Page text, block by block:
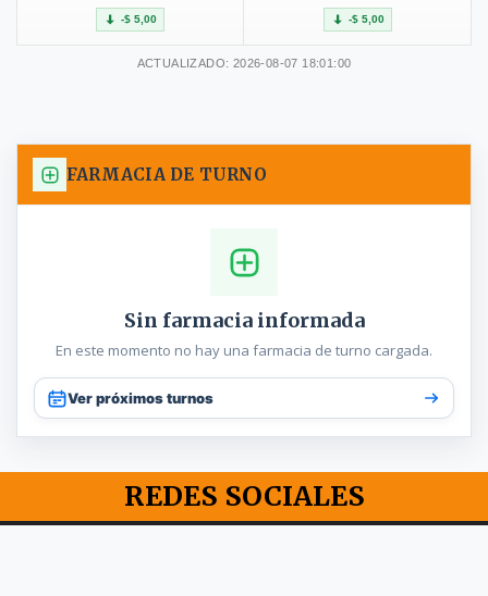
-$ 5,00 -$ 5,00
ACTUALIZADO: 2026-08-07 18:01:00
FARMACIA DE TURNO
Sin farmacia informada
En este momento no hay una farmacia de turno cargada.
Ver próximos turnos
REDES SOCIALES